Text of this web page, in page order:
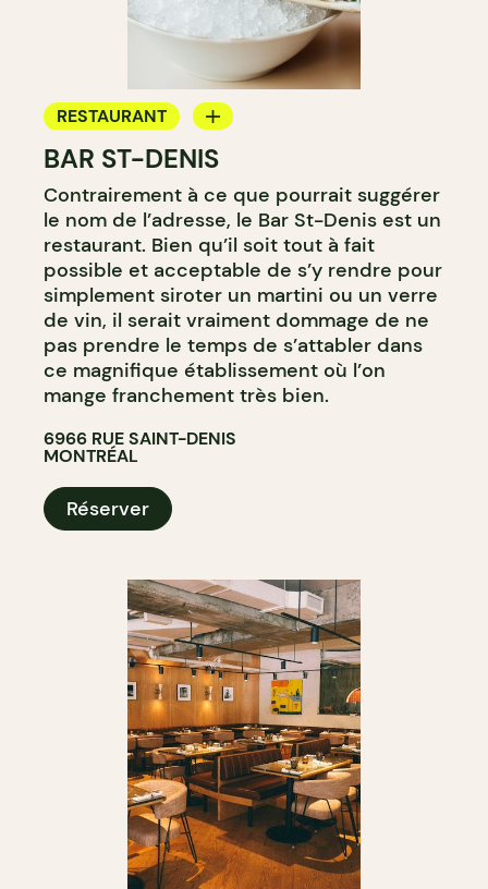
RESTAURANT
BAR
BAR À VIN
BAR À COCKTAIL
BAR ST-DENIS
Contrairement à ce que pourrait suggérer
le nom de l’adresse, le Bar St-Denis est un
restaurant. Bien qu’il soit tout à fait
possible et acceptable de s’y rendre pour
simplement siroter un martini ou un verre
de vin, il serait vraiment dommage de ne
pas prendre le temps de s’attabler dans
ce magnifique établissement où l’on
mange franchement très bien.
6966 RUE SAINT-DENIS
MONTRÉAL
Réserver